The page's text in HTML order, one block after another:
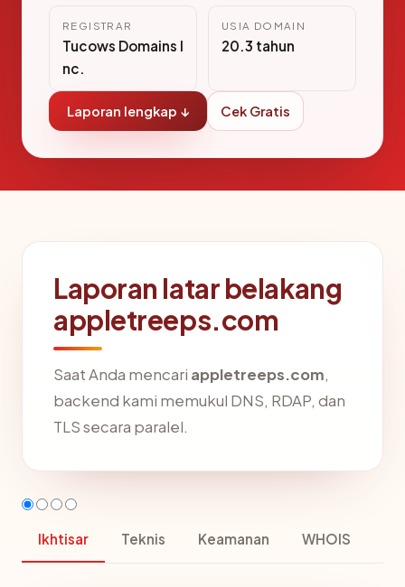
REGISTRAR
Tucows Domains I
nc.
USIA DOMAIN
20.3 tahun
Laporan lengkap ↓ Cek Gratis
Laporan latar belakang
appletreeps.com
Saat Anda mencari appletreeps.com,
backend kami memukul DNS, RDAP, dan
TLS secara paralel.
Ikhtisar Teknis Keamanan WHOIS